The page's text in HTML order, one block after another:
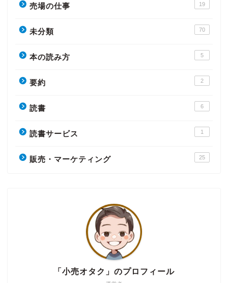
売場の仕事 19
未分類 70
本の読み方 5
要約 2
読書 6
読書サービス 1
販売・マーケティング 25
「小売オタク」のプロフィール